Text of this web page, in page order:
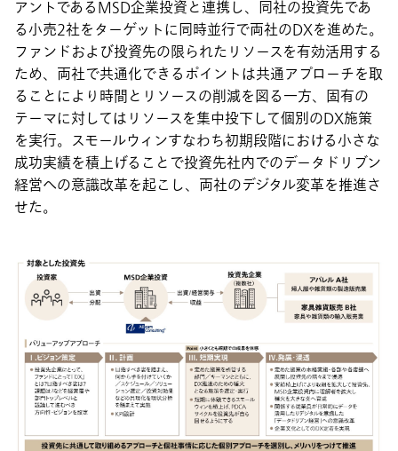
アントであるMSD企業投資と連携し、同社の投資先であ
る小売2社をターゲットに同時並行で両社のDXを進めた。
ファンドおよび投資先の限られたリソースを有効活用する
ため、両社で共通化できるポイントは共通アプローチを取
ることにより時間とリソースの削減を図る一方、固有の
テーマに対してはリソースを集中投下して個別のDX施策
を実行。スモールウィンすなわち初期段階における小さな
成功実績を積上げることで投資先社内でのデータドリブン
経営への意識改革を起こし、両社のデジタル変革を推進さ
せた。